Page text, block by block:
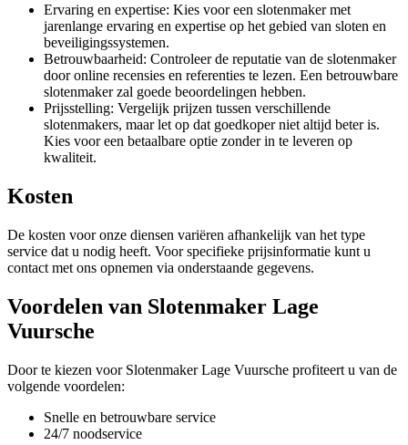
Ervaring en expertise: Kies voor een slotenmaker met
jarenlange ervaring en expertise op het gebied van sloten en
beveiligingssystemen.
Betrouwbaarheid: Controleer de reputatie van de slotenmaker
door online recensies en referenties te lezen. Een betrouwbare
slotenmaker zal goede beoordelingen hebben.
Prijsstelling: Vergelijk prijzen tussen verschillende
slotenmakers, maar let op dat goedkoper niet altijd beter is.
Kies voor een betaalbare optie zonder in te leveren op
kwaliteit.
Kosten
De kosten voor onze diensen variëren afhankelijk van het type
service dat u nodig heeft. Voor specifieke prijsinformatie kunt u
contact met ons opnemen via onderstaande gegevens.
Voordelen van Slotenmaker Lage
Vuursche
Door te kiezen voor Slotenmaker Lage Vuursche profiteert u van de
volgende voordelen:
Snelle en betrouwbare service
24/7 noodservice